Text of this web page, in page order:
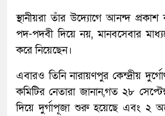
স্থানীয়রা তাঁর উদ্যোগে আনন্দ প্রকাশ
পদ-পদবী দিয়ে নয়, মানবসেবার
করে নিয়েছেন।
এবারও তিনি নারায়ণপুর কেন্দ্রীয়
কমিটির নেতারা জানান,গত ২৮
দিয়ে দুর্গাপূজা শুরু হয়েছে এবং ২